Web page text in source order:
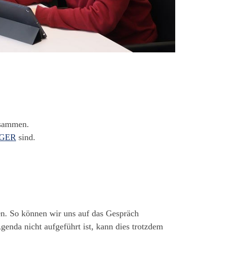
sind.
So können wir uns auf das Gespräch
nicht aufgeführt ist, kann dies trotzdem